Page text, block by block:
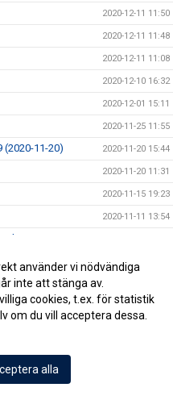
2020-12-11 11:50
2020-12-11 11:48
2020-12-11 11:08
2020-12-10 16:32
2020-12-01 15:11
2020-11-25 11:55
11-20) 2020-11-20 15:44
2020-11-20 11:31
2020-11-15 19:23
2020-11-11 13:54
Torns IF
Staffanstorp
2020-10-30 10:13
2020-10-28 20:54
(2020-10-28) 2020-10-28 20:36
använder vi nödvändiga
inte att stänga av.
cookies, t.ex. för statistik
om du vill acceptera dessa.
alla